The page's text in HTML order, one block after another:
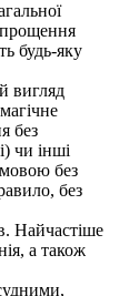
будь-яку
вигляд
без
чи інші
мовою без
без
Найчастіше
а також